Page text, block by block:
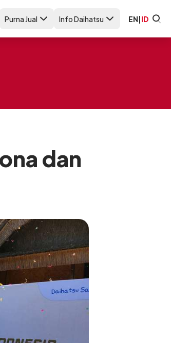
Purna Jual Info Daihatsu EN|ID
dan